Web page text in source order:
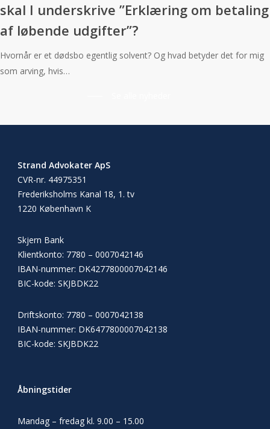
skal I underskrive ”Erklæring om betaling
af løbende udgifter”?
Hvornår er et dødsbo egentlig solvent? Og hvad betyder det for mig
som arving, hvis…
Strand Advokater ApS
CVR-nr. 44975351
Frederiksholms Kanal 18, 1. tv
1220 København K
Skjern Bank
Klientkonto: 7780 – 0007042146
IBAN-nummer: DK4277800007042146
BIC-kode: SKJBDK22
Driftskonto: 7780 – 0007042138
IBAN-nummer: DK6477800007042138
BIC-kode: SKJBDK22
Åbningstider
Mandag – fredag kl. 9.00 – 15.00